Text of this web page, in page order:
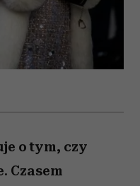
o tym, czy
Czasem